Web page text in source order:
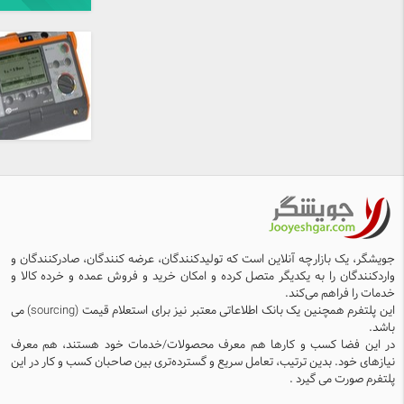
جویشگر، یک بازارچه آنلاین است که تولیدکنندگان، عرضه کنندگان، صادرکنندگان و
واردکنندگان را به یکدیگر متصل کرده و امکان خرید و فروش عمده و خرده کالا و
خدمات را فراهم می‌کند.
این پلتفرم همچنین یک بانک اطلاعاتی معتبر نیز برای استعلام قیمت (sourcing) می
باشد.
در این فضا کسب و کارها هم معرف محصولات/خدمات خود هستند، هم معرف
نیازهای خود. بدین ترتیب، تعامل سریع و گسترده‌تری بین صاحبان کسب و کار در این
پلتفرم صورت می گیرد .